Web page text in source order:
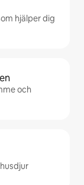
hjälper dig
och